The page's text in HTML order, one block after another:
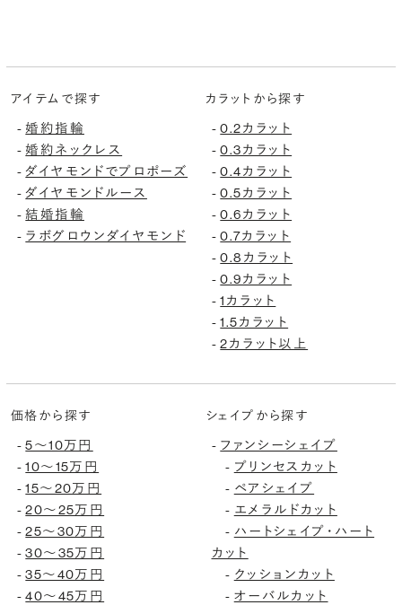
アイテムで探す
-婚約指輪
-婚約ネックレス
-ダイヤモンドでプロポーズ
-ダイヤモンドルース
-結婚指輪
- ラボグロウンダイヤモンド
カラットから探す
-0.2カラット
-0.3カラット
-0.4カラット
-0.5カラット
-0.6カラット
-0.7カラット
-0.8カラット
-0.9カラット
-1カラット
-1.5カラット
-2カラット以上
価格から探す
-5〜10万円
-10〜15万円
-15〜20万円
-20〜25万円
-25〜30万円
-30〜35万円
-35〜40万円
-40〜45万円
シェイプから探す
- ファンシーシェイプ
- プリンセスカット
- ペアシェイプ
- エメラルドカット
- ハートシェイプ・ハート
カット
- クッションカット
- オーバルカット